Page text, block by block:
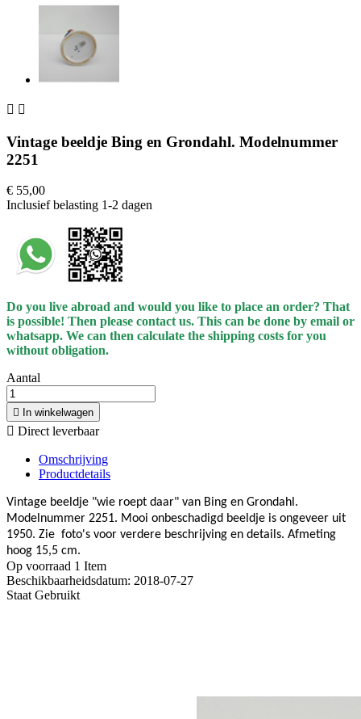
 
Vintage beeldje Bing en Grondahl. Modelnummer
2251
€ 55,00
Inclusief belasting 1-2 dagen
Do you live abroad and would you like to place an order? That
is possible! Then please contact us. This can be done by email or
whatsapp. We can then calculate the shipping costs for you
without obligation.
Aantal
 In winkelwagen
 Direct leverbaar
Omschrijving
Productdetails
Vintage beeldje "wie roept daar" van Bing en Grondahl.
Modelnummer 2251. Mooi onbeschadigd beeldje is ongeveer uit
1950. Zie foto's voor verdere beschrijving en details. Afmeting
hoog 15,5 cm.
Op voorraad 1 Item
Beschikbaarheidsdatum: 2018-07-27
StaatGebruikt